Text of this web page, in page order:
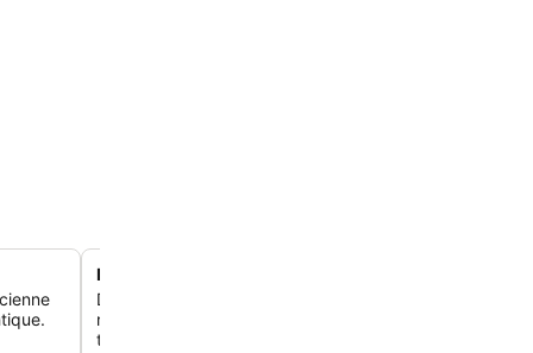
Espace piscine extérieure accueillant
Détendez-vous au bord de la piscine extérieure
rafraîchissant pour une baignade tranquille ou un bain
transats environnants.